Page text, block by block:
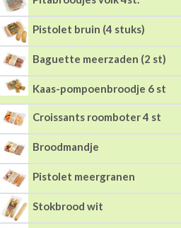
Pistolet bruin (4 stuks)
Baguette meerzaden (2 st)
Kaas-pompoenbroodje 6 st
Croissants roomboter 4 st
Broodmandje
Pistolet meergranen
Stokbrood wit